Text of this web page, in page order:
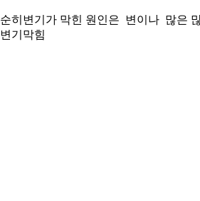
히변기가 막힌 원인은 변이나 많은
기막힘